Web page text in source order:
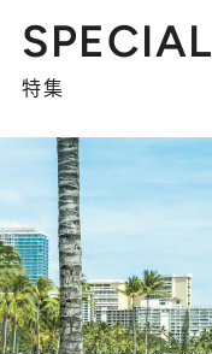
SPECIAL
特集